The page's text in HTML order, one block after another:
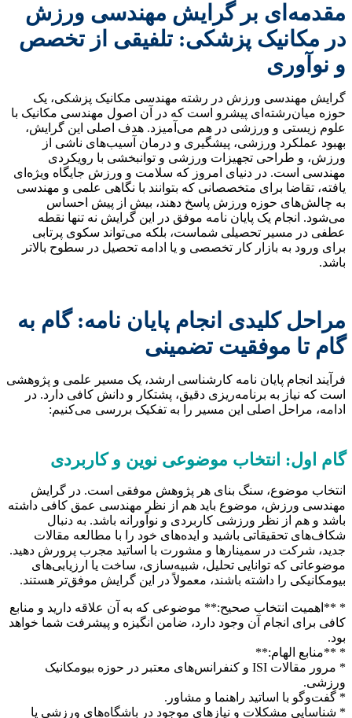
مقدمه‌ای بر گرایش مهندسی ورزش
در مکانیک پزشکی: تلفیقی از تخصص
و نوآوری
گرایش مهندسی ورزش در رشته مهندسی مکانیک پزشکی، یک
حوزه میان‌رشته‌ای پیشرو است که در آن اصول مهندسی مکانیک با
علوم زیستی و ورزشی در هم می‌آمیزد. هدف اصلی این گرایش،
بهبود عملکرد ورزشی، پیشگیری و درمان آسیب‌های ناشی از
ورزش، و طراحی تجهیزات ورزشی و توانبخشی با رویکردی
مهندسی است. در دنیای امروز که سلامت و ورزش جایگاه ویژه‌ای
یافته، تقاضا برای متخصصانی که بتوانند با نگاهی علمی و مهندسی
به چالش‌های حوزه ورزش پاسخ دهند، بیش از پیش احساس
می‌شود. انجام یک پایان نامه موفق در این گرایش نه تنها نقطه
عطفی در مسیر تحصیلی شماست، بلکه می‌تواند سکوی پرتابی
برای ورود به بازار کار تخصصی و یا ادامه تحصیل در سطوح بالاتر
باشد.
مراحل کلیدی انجام پایان نامه: گام به
گام تا موفقیت تضمینی
فرآیند انجام پایان نامه کارشناسی ارشد، یک مسیر علمی و پژوهشی
است که نیاز به برنامه‌ریزی دقیق، پشتکار و دانش کافی دارد. در
ادامه، مراحل اصلی این مسیر را به تفکیک بررسی می‌کنیم:
گام اول: انتخاب موضوعی نوین و کاربردی
انتخاب موضوع، سنگ بنای هر پژوهش موفقی است. در گرایش
مهندسی ورزش، موضوع باید هم از نظر مهندسی عمق کافی داشته
باشد و هم از نظر ورزشی کاربردی و نوآورانه باشد. به دنبال
شکاف‌های تحقیقاتی باشید و ایده‌های خود را با مطالعه مقالات
جدید، شرکت در سمینارها و مشورت با اساتید مجرب پرورش دهید.
موضوعاتی که توانایی تحلیل، شبیه‌سازی، ساخت یا ارزیابی‌های
بیومکانیکی را داشته باشند، معمولاً در این گرایش موفق‌تر هستند.
* **اهمیت انتخاب صحیح:** موضوعی که به آن علاقه دارید و منابع
کافی برای انجام آن وجود دارد، ضامن انگیزه و پیشرفت شما خواهد
بود.
* **منابع الهام:**
* مرور مقالات ISI و کنفرانس‌های معتبر در حوزه بیومکانیک
ورزشی.
* گفت‌وگو با اساتید راهنما و مشاور.
* شناسایی مشکلات و نیازهای موجود در باشگاه‌های ورزشی یا